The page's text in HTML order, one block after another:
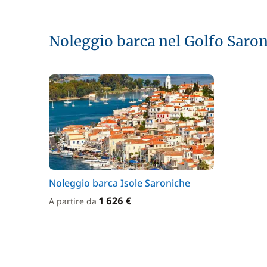
Noleggio barca nel Golfo
Noleggio barca Isole Saroniche
A partire da 1 626 €